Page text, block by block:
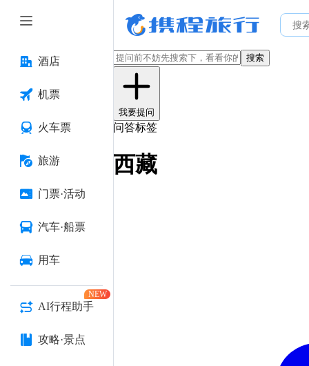
酒店
机票
火车票
旅游
门票·活动
汽车·船票
用车
AI行程助手
NEW
攻略·景点
搜索
我要提问
问答标签
西藏